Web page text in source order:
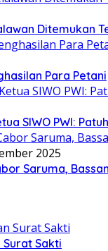
Ditemukan
Para Petani
SIWO PWI:
2025
Saruma,
Sakti